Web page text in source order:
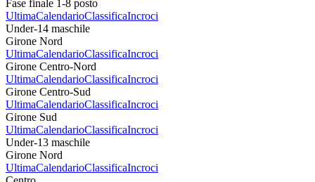
Fase finale 1-8 posto
UltimaCalendarioClassificaIncroci
Under-14 maschile
Girone Nord
UltimaCalendarioClassificaIncroci
Girone Centro-Nord
UltimaCalendarioClassificaIncroci
Girone Centro-Sud
UltimaCalendarioClassificaIncroci
Girone Sud
UltimaCalendarioClassificaIncroci
Under-13 maschile
Girone Nord
UltimaCalendarioClassificaIncroci